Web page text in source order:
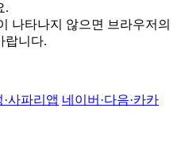
.
나타나지 않으면 브라우저의
랍니다.
사파리앱 네이버·다음·카카